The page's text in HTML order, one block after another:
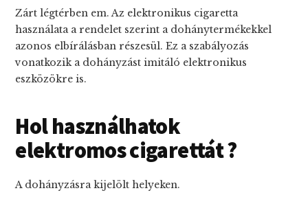
Zárt légtérben em. Az elektronikus cigaretta
használata a rendelet szerint a dohánytermékekkel
azonos elbírálásban részesül. Ez a szabályozás
vonatkozik a dohányzást imitáló elektronikus
eszközökre is.
Hol használhatok
elektromos cigarettát ?
A dohányzásra kijelölt helyeken.